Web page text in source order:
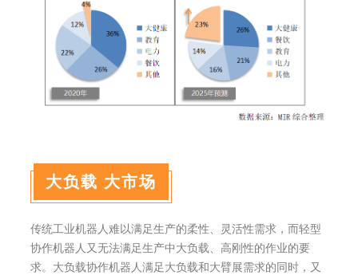
大负载 大市场
传统工业机器人难以满足生产的柔性、灵活性需求，而轻型
协作机器人又无法满足生产中大负载、高刚性的作业的要
求。大负载协作机器人满足大负载和大臂展需求的同时，又